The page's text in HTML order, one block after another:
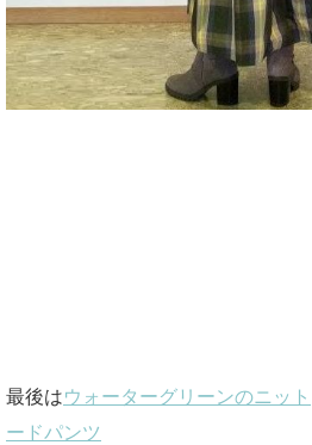
最後はウォーターグリーンのニット
ードパンツ